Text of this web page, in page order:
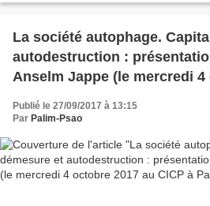
La société autophage.
autodestruction :
Anselm Jappe (le mercredi 4
CICP à Paris)
Publié le 27/09/2017 à 13:15
Par Palim-Psao